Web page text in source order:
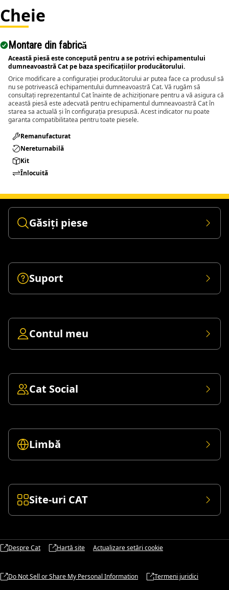
Cheie
Montare din fabrică
Această piesă este concepută pentru a se potrivi echipamentului
dumneavoastră Cat pe baza specificațiilor producătorului.
Orice modificare a configurației producătorului ar putea face ca produsul să
nu se potrivească echipamentului dumneavoastră Cat. Vă rugăm să
consultați reprezentantul Cat înainte de achiziționare pentru a vă asigura că
această piesă este adecvată pentru echipamentul dumneavoastră Cat în
starea sa actuală și în configurația presupusă. Acest indicator nu poate
garanta compatibilitatea pentru toate piesele.
Remanufacturat​
Nereturnabilă
Kit
Înlocuită
Găsiți piese
Suport
Contul meu
Cat Social
Limbă
Site-uri CAT
Despre Cat Hartă site Actualizare setări cookie
Do Not Sell or Share My Personal Information Termeni juridici